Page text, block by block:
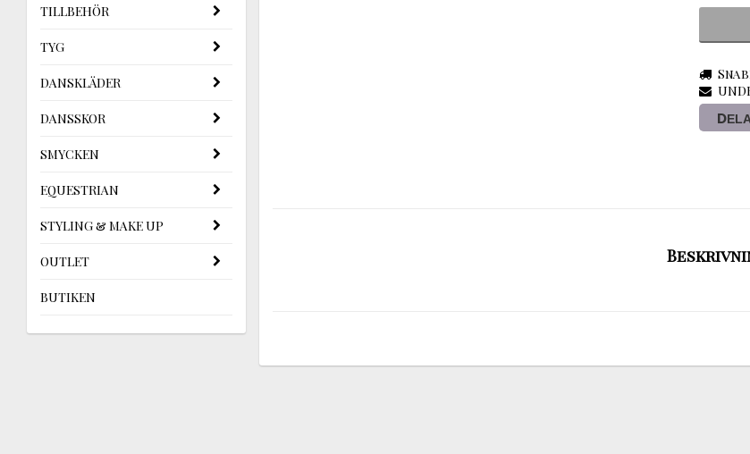
TILLBEHÖR
TYG
DANSKLÄDER
DANSSKOR
SMYCKEN
EQUESTRIAN
STYLING & MAKE UP
OUTLET
BUTIKEN